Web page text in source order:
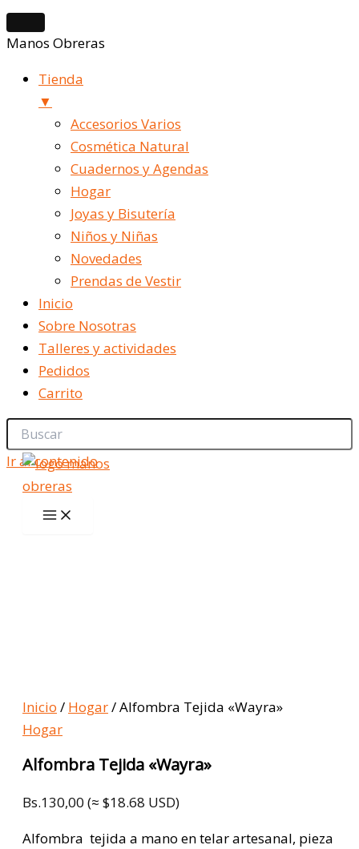
Manos Obreras
Tienda
▼
Accesorios Varios
Cosmética Natural
Cuadernos y Agendas
Hogar
Joyas y Bisutería
Niños y Niñas
Novedades
Prendas de Vestir
Inicio
Sobre Nosotras
Talleres y actividades
Pedidos
Carrito
Ir al contenido
Inicio / Hogar/ Alfombra Tejida «Wayra»
Hogar
Alfombra Tejida «Wayra»
Bs.130,00 (≈ $18.68 USD)
Alfombra tejida a mano en telar artesanal, pieza